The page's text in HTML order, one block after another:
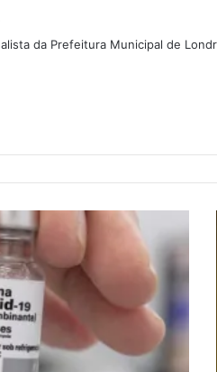
da Prefeitura Municipal de